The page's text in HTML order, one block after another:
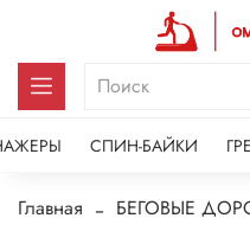
СПИН-БАЙКИ
Главная БЕГОВЫЕ